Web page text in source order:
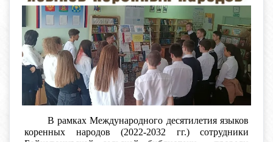
В рамках Международного десятилетия языков
коренных народов (2022-2032 гг.) сотрудники